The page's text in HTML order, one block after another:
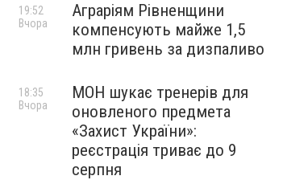
Аграріям Рівненщини
компенсують майже 1,5
млн гривень за дизпаливо
19:52
Вчора
МОН шукає тренерів для
оновленого предмета
«Захист України»:
реєстрація триває до 9
серпня
18:35
Вчора